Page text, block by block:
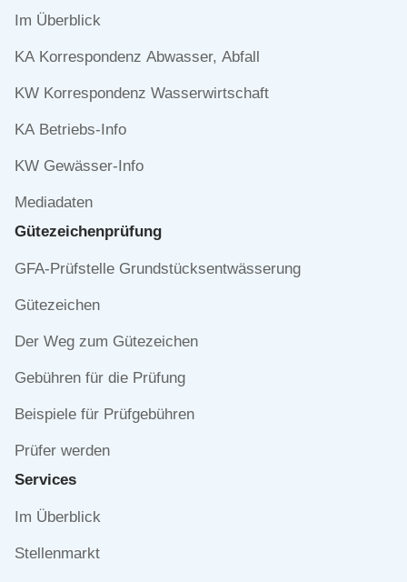
Navigation
Im Überblick
KA Korrespondenz Abwasser, Abfall
KW Korrespondenz Wasserwirtschaft
KA Betriebs-Info
KW Gewässer-Info
Mediadaten
Gütezeichen­prüfung
Navigation
GFA-Prüfstelle Grundstücksentwässerung
Gütezeichen
Der Weg zum Gütezeichen
Gebühren für die Prüfung
Beispiele für Prüfgebühren
Prüfer werden
Services
Navigation
Im Überblick
Stellenmarkt